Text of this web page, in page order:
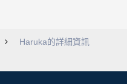
Haruka的詳細資訊